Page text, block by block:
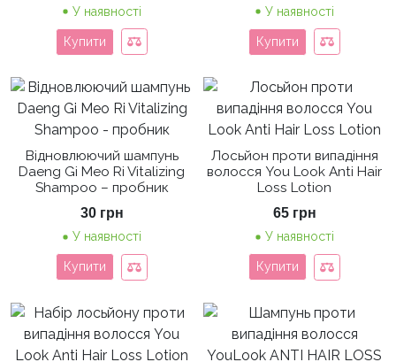
380 грн.
У наявності
Купити
800 грн.
У наявності
Купити
Відновлюючий шампунь
Daeng Gi Meo Ri Vitalizing
Shampoo – пробник
30 грн
У наявності
Купити
Лосьйон проти випадіння
волосся You Look Anti Hair
Loss Lotion
65 грн
У наявності
Купити